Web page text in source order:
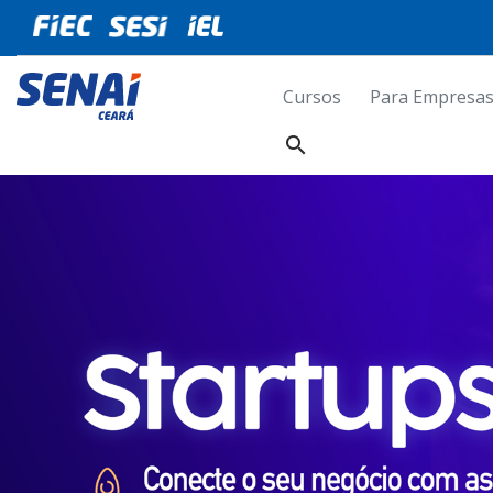
Cursos Para Empresas
search